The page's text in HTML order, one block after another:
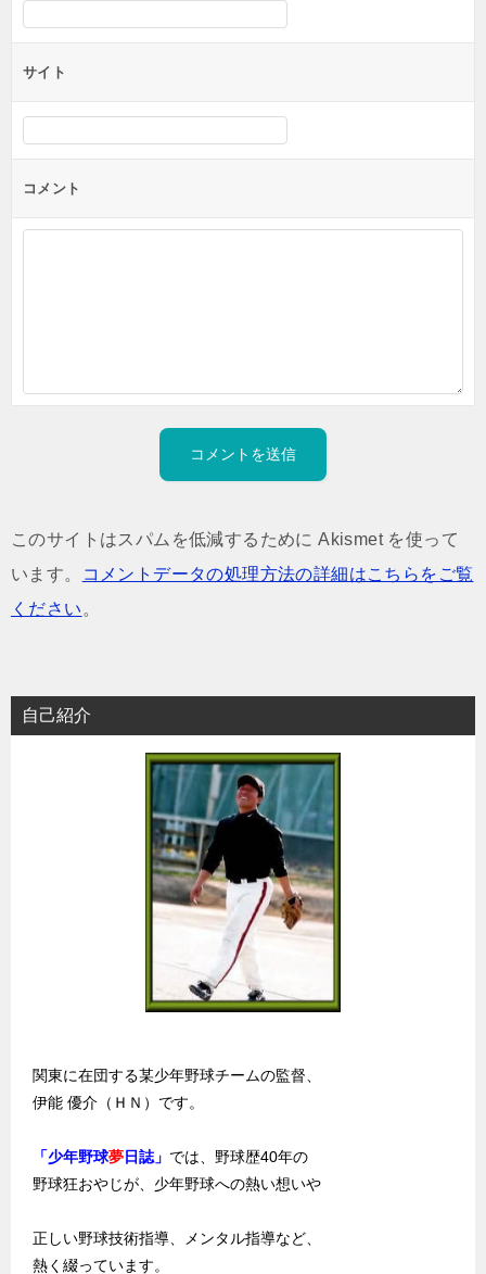
サイト
コメント
このサイトはスパムを低減するために Akismet を使って
います。
コメントデータの処理方法の詳細はこちらをご覧
ください 。
自己紹介
関東に在団する某少年野球チームの監督、
伊能 優介（ＨＮ）です。
「少年野球夢日誌」 では、野球歴40年の
野球狂おやじが、少年野球への熱い想いや
正しい野球技術指導、メンタル指導など、
熱く綴っています。